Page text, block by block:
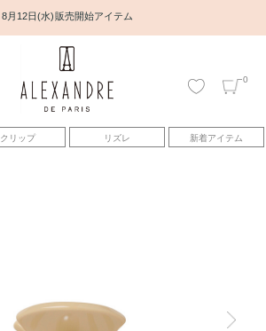
8月12日(水) 販売開始アイテム
0
クリップ リズレ 新着アイテム